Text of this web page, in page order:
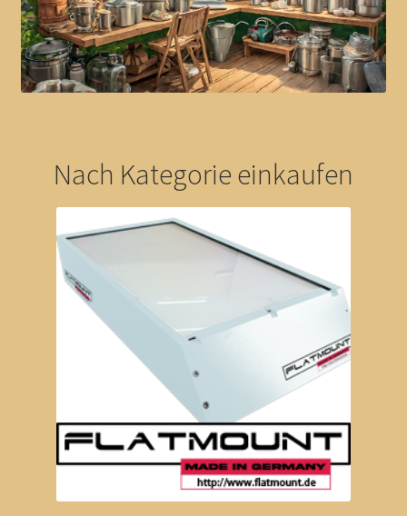
Reisemobilservice-Spanien
Vertrag widerrufen
Nach Kategorie einkaufen